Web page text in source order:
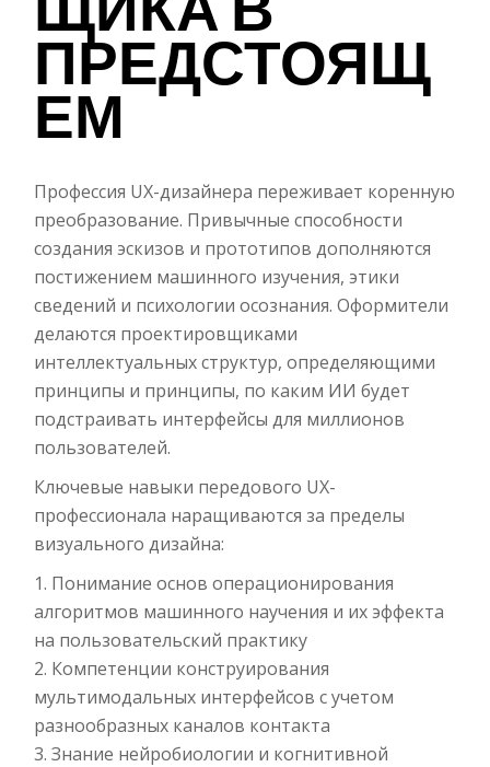
ПРЕДСТОЯЩ
ЕМ
Профессия UX-дизайнера переживает коренную
преобразование. Привычные способности
создания эскизов и прототипов дополняются
постижением машинного изучения, этики
сведений и психологии осознания. Оформители
делаются проектировщиками
интеллектуальных структур, определяющими
принципы и принципы, по каким ИИ будет
подстраивать интерфейсы для миллионов
пользователей.
Ключевые навыки передового UX-
профессионала наращиваются за пределы
визуального дизайна:
Понимание основ операционирования
алгоритмов машинного научения и их эффекта
на пользовательский практику
Компетенции конструирования
мультимодальных интерфейсов с учетом
разнообразных каналов контакта
Знание нейробиологии и когнитивной